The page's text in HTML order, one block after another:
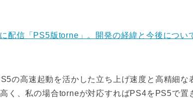
配信「PS5版torne」。開発の経緯と今後につい
の高速起動を活かした立ち上げ速度と高精細な
く、私の場合torneが対応すればPS4をPS5で置